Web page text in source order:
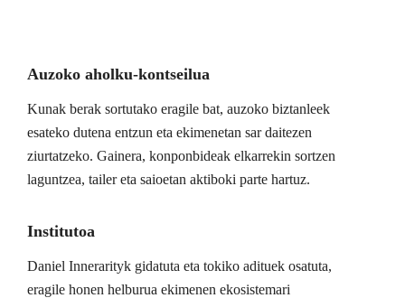
Auzoko aholku-kontseilua
Kunak berak sortutako eragile bat, auzoko biztanleek
esateko dutena entzun eta ekimenetan sar daitezen
ziurtatzeko. Gainera, konponbideak elkarrekin sortzen
laguntzea, tailer eta saioetan aktiboki parte hartuz.
Institutoa
Daniel Innerarityk gidatuta eta tokiko adituek osatuta,
eragile honen helburua ekimenen ekosistemari